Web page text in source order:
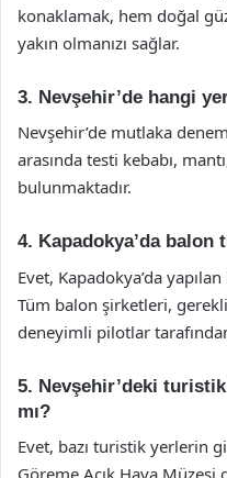
konaklamak, hem doğal
yakın olmanızı sağlar.
3. Nevşehir’de hangi
Nevşehir’de mutlaka
arasında testi kebabı,
bulunmaktadır.
4. Kapadokya’da
Evet, Kapadokya’da
Tüm balon şirketleri,
deneyimli pilotlar
5. Nevşehir’deki
mı?
Evet, bazı turistik yerlerin
Göreme Açık Hava